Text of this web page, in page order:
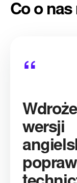
Co o
“
wersji